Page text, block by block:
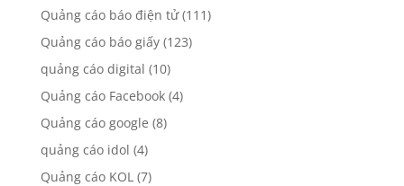
Quảng cáo báo điện tử(111)
Quảng cáo báo giấy(123)
quảng cáo digital (10)
Quảng cáo Facebook(4)
Quảng cáo google (8)
quảng cáo idol (4)
Quảng cáo KOL(7)